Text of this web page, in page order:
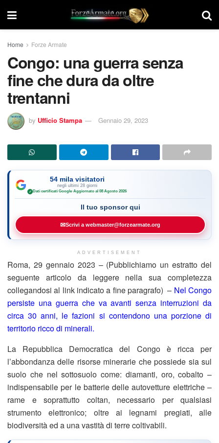
Home Forze Armate
Congo: una guerra senza
fine che dura da oltre
trentanni
by Ufficio Stampa Gennaio 29, 2023
54 mila visitatori
negli ultimi 28 giorni
✓ Dati certificati Google·Aggiornato al 08 Agosto 2026
Il tuo sponsor qui
✉Scrivi a webmaster@forzearmate.org
ADVERTISEMENT
Roma, 29 gennaio 2023 – (Pubblichiamo un estratto del
seguente articolo da leggere nella sua completezza
collegandosi al link indicato a fine paragrafo) – Nel Congo
persiste una guerra che va avanti senza interruzioni da
circa 30 anni, le fazioni si contendono una porzione di
territorio ricco di minerali.
La Repubblica Democratica del Congo è ricca per
l’abbondanza delle risorse minerarie che possiede sia sul
suolo che nel sottosuolo come: diamanti, oro, cobalto –
indispensabile per le batterie delle autovetture elettriche –
rame e soprattutto coltan, necessario per qualsiasi
strumento elettronico; oltre ai legnami pregiati, alle
biodiversità ed a una vastità di terre coltivabili.